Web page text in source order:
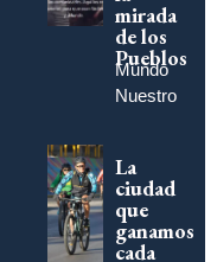
mirada
de los
Pueblos
Mundo
Nuestro
La
ciudad
que
ganamos
cada